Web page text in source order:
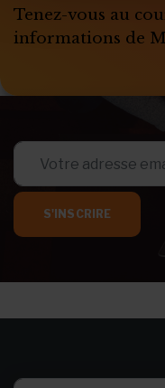
Tenez-vous au
informations de
S'INSCRIRE